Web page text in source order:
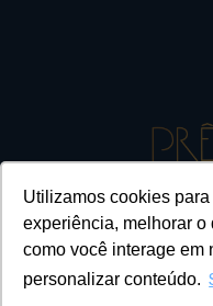
Utilizamos cookies
experiência, melhorar
como você interage em
personalizar conteúdo.